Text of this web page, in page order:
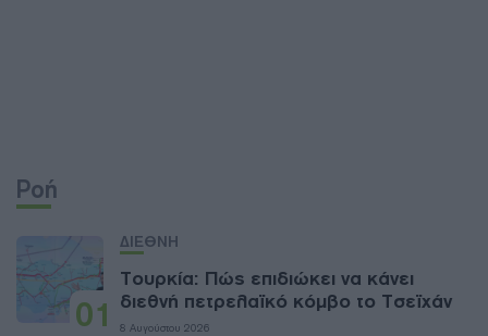
Ροή
01
ΔΙΕΘΝΗ
Τουρκία: Πώς επιδιώκει να κάνει
διεθνή πετρελαϊκό κόμβο το Τσεϊχάν
8 Αυγούστου 2026